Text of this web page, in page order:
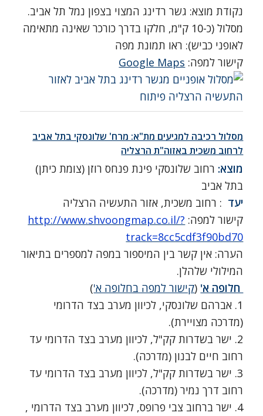
נקודת מוצא: גשר רדינג המצוי בצפון נמל תל אביב.
מסלול (כ-10 ק"מ, חלקו בדרך כורכר שאינה מתאימה
לאופני כביש): ראו תמונת מפה
קישור למפה: Google Maps
מסלול רכיבה למגיעים מת"א: מרח' שלונסקי בתל אביב
לרחוב משכית באזוה"ת הרצליה
מוצא: רחוב שלונסקי פינת פנחס רוזן (צומת כיתן)
בתל אביב
יעד : רחוב משכית, אזור התעשיה הרצליה
קישור למפה: http://www.shvoongmap.co.il/?
track=8cc5cdf3f90bd70
הערה: אין קשר בין המיספור במפה למספרים בתיאור
המילולי שלהלן.
חלופה א' (קישור למפה בחלופה א')
1. אברהם שלונסקי, לכיוון מערב בצד הדרומי
(מדרכה מצויירת).
2. ישר בשדרות קק"ל, לכיוון מערב בצד הדרומי עד
רחוב חיים לבנון (מדרכה).
3. ישר בשדרות קק"ל, לכיוון מערב בצד הדרומי עד
רחוב דרך נמיר (מדרכה).
4. ישר ברחוב צבי פרופס, לכיוון מערב בצד הדרומי ,